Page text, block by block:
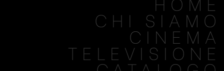
CHI SIAMO
CINEMA
TELEVISIONE